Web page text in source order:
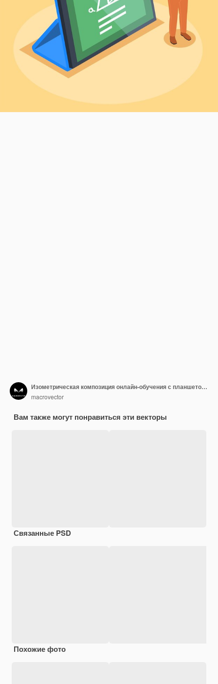
Изометрическая композиция онлайн-обучения с планшетом и учителем математики, держащим указатель
macrovector
Вам также могут понравиться эти векторы
Связанные PSD
Похожие фото